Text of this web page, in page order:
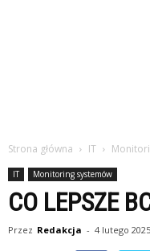
Strona główna IT
IT Monitoring systemów
CO LEPSZE
Przez Redakcja - 4 lutego 2025